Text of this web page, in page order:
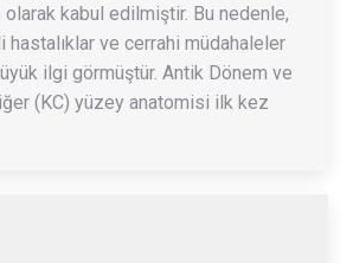
kabul edilmiştir. Bu nedenle,
ve cerrahi müdahaleler
ilgi görmüştür. Antik Dönem ve
(KC) yüzey anatomisi ilk kez